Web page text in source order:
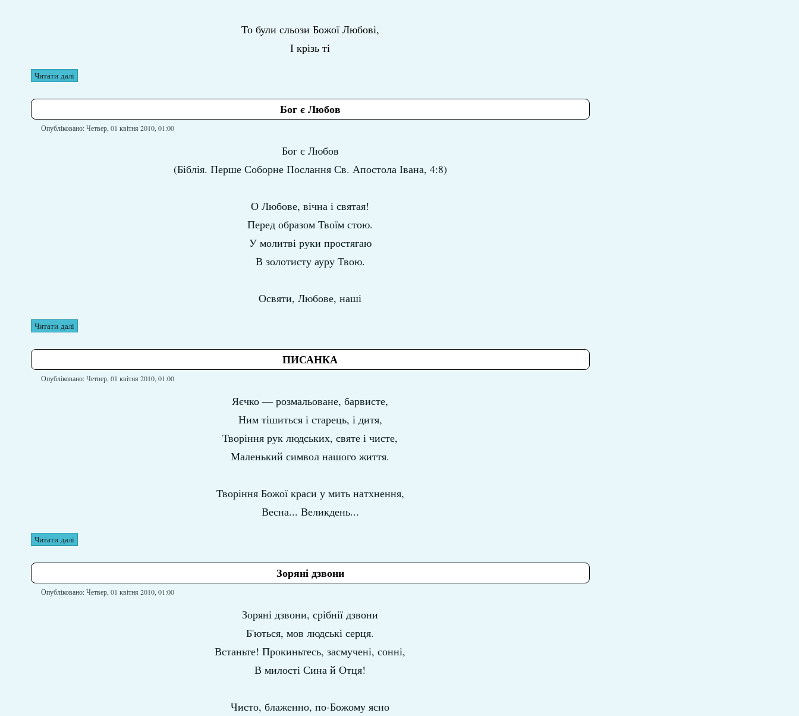
То були сльози Божої Любові,
І крізь ті
Читати далі
Бог є Любов
Опубліковано: Четвер, 01 квітня 2010, 01:00
Бог є Любов
(Біблія. Перше Соборне Послання Св. Апостола Івана, 4:8)
О Любове, вічна і святая!
Перед образом Твоїм стою.
У молитві руки простягаю
В золотисту ауру Твою.
Освяти, Любове, наші
Читати далі
ПИСАНКА
Опубліковано: Четвер, 01 квітня 2010, 01:00
Яєчко — розмальоване, барвисте,
Ним тішиться і старець, і дитя,
Творіння рук людських, святе і чисте,
Маленький символ нашого життя.
Творіння Божої краси у мить натхнення,
Весна... Великдень...
Читати далі
Зоряні дзвони
Опубліковано: Четвер, 01 квітня 2010, 01:00
Зоряні дзвони, срібнії дзвони
Б'ються, мов людські серця.
Встаньте! Прокиньтесь, засмучені, сонні,
В милості Сина й Отця!
Чисто, блаженно, по-Божому ясно